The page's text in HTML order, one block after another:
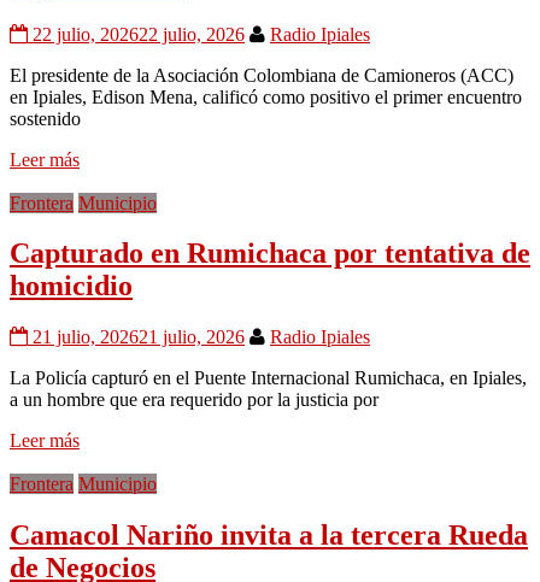
22 julio, 202622 julio, 2026
Radio Ipiales
El presidente de la Asociación Colombiana de Camioneros (ACC)
en Ipiales, Edison Mena, calificó como positivo el primer encuentro
sostenido
Leer más
Frontera Municipio
Capturado en Rumichaca por tentativa de
homicidio
21 julio, 202621 julio, 2026
Radio Ipiales
La Policía capturó en el Puente Internacional Rumichaca, en Ipiales,
a un hombre que era requerido por la justicia por
Leer más
Frontera Municipio
Camacol Nariño invita a la tercera Rueda
de Negocios